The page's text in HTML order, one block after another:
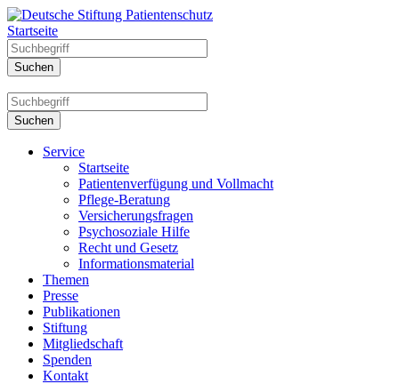
Startseite
Service
Startseite
Patientenverfügung und Vollmacht
Pflege-Beratung
Versicherungsfragen
Psychosoziale Hilfe
Recht und Gesetz
Informationsmaterial
Themen
Presse
Publikationen
Stiftung
Mitgliedschaft
Spenden
Kontakt